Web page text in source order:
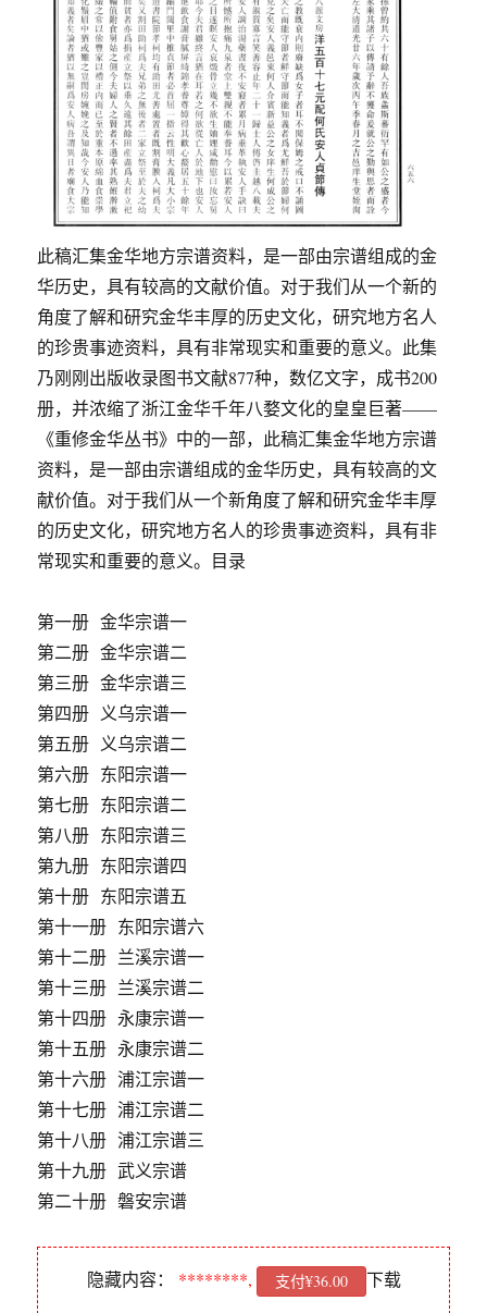
此稿汇集金华地方宗谱资料，是一部由宗谱组成的金
华历史，具有较高的文献价值。对于我们从一个新的
角度了解和研究金华丰厚的历史文化，研究地方名人
的珍贵事迹资料，具有非常现实和重要的意义。此集
乃刚刚出版收录图书文献877种，数亿文字，成书200
册，并浓缩了浙江金华千年八婺文化的皇皇巨著——
《重修金华丛书》中的一部，此稿汇集金华地方宗谱
资料，是一部由宗谱组成的金华历史，具有较高的文
献价值。对于我们从一个新角度了解和研究金华丰厚
的历史文化，研究地方名人的珍贵事迹资料，具有非
常现实和重要的意义。目录
第一册 金华宗谱一
第二册 金华宗谱二
第三册 金华宗谱三
第四册 义乌宗谱一
第五册 义乌宗谱二
第六册 东阳宗谱一
第七册 东阳宗谱二
第八册 东阳宗谱三
第九册 东阳宗谱四
第十册 东阳宗谱五
第十一册 东阳宗谱六
第十二册 兰溪宗谱一
第十三册 兰溪宗谱二
第十四册 永康宗谱一
第十五册 永康宗谱二
第十六册 浦江宗谱一
第十七册 浦江宗谱二
第十八册 浦江宗谱三
第十九册 武义宗谱
第二十册 磐安宗谱
隐藏内容： ********, 支付¥36.00 下载